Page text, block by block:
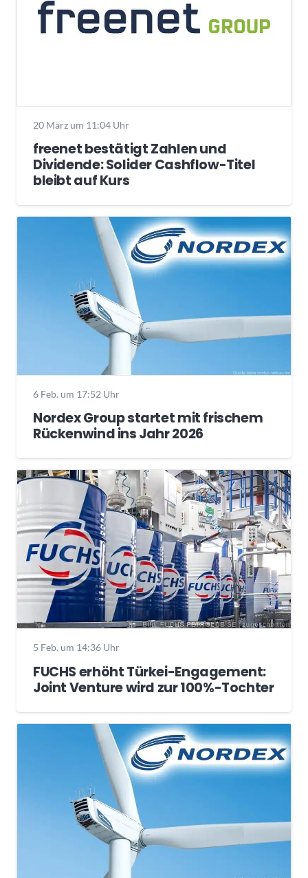
20 März um 11:04 Uhr
freenet bestätigt Zahlen und
Dividende: Solider Cashflow-Titel
bleibt auf Kurs
6 Feb. um 17:52 Uhr
Nordex Group startet mit frischem
Rückenwind ins Jahr 2026
5 Feb. um 14:36 Uhr
FUCHS erhöht Türkei-Engagement:
Joint Venture wird zur 100%-Tochter